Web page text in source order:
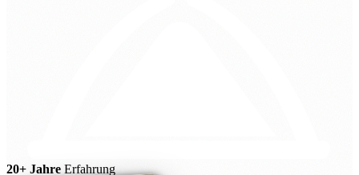
20+ Jahre Erfahrung